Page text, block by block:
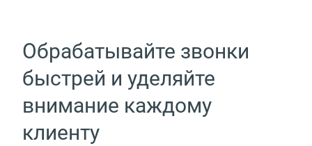
Обрабатывайте звонки
быстрей и уделяйте
внимание каждому
клиенту